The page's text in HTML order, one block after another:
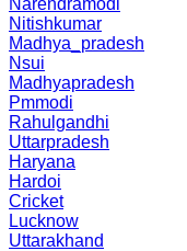
Narendramodi
Nitishkumar
Madhya_pradesh
Nsui
Madhyapradesh
Pmmodi
Rahulgandhi
Uttarpradesh
Haryana
Hardoi
Cricket
Lucknow
Uttarakhand